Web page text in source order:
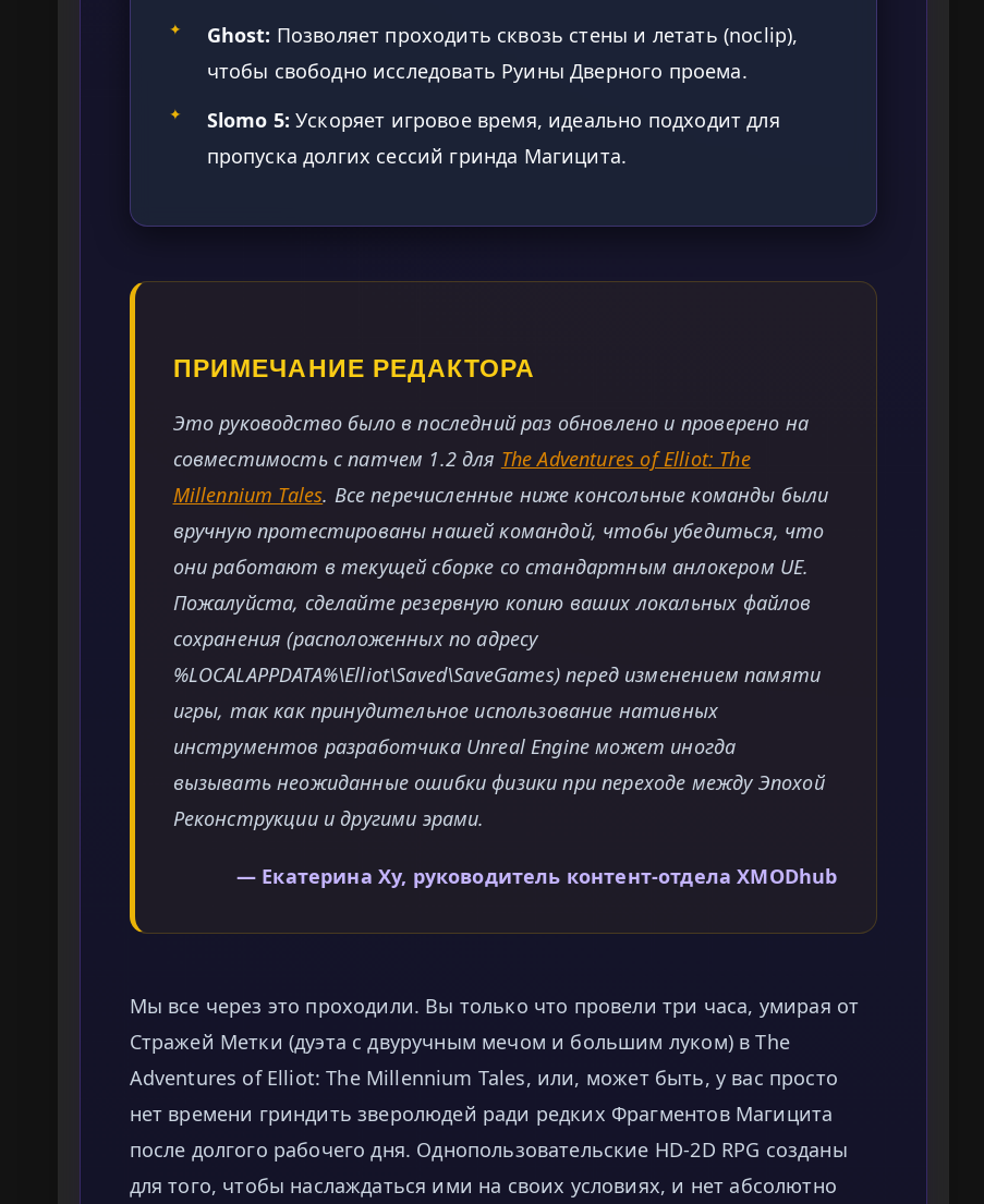
✦ Ghost: Позволяет проходить сквозь стены и летать (noclip),
чтобы свободно исследовать Руины Дверного проема.
✦ Slomo 5: Ускоряет игровое время, идеально подходит для
пропуска долгих сессий гринда Магицита.
ПРИМЕЧАНИЕ РЕДАКТОРА
Это руководство было в последний раз обновлено и проверено на
совместимость с патчем 1.2 для The Adventures of Elliot: The
Millennium Tales. Все перечисленные ниже консольные команды были
вручную протестированы нашей командой, чтобы убедиться, что
они работают в текущей сборке со стандартным анлокером UE.
Пожалуйста, сделайте резервную копию ваших локальных файлов
сохранения (расположенных по адресу
%LOCALAPPDATA%\Elliot\Saved\SaveGames) перед изменением памяти
игры, так как принудительное использование нативных
инструментов разработчика Unreal Engine может иногда
вызывать неожиданные ошибки физики при переходе между Эпохой
Реконструкции и другими эрами.
— Екатерина Ху, руководитель контент-отдела XMODhub
Мы все через это проходили. Вы только что провели три часа, умирая от
Стражей Метки (дуэта с двуручным мечом и большим луком) в The
Adventures of Elliot: The Millennium Tales, или, может быть, у вас просто
нет времени гриндить зверолюдей ради редких Фрагментов Магицита
после долгого рабочего дня. Однопользовательские HD-2D RPG созданы
для того, чтобы наслаждаться ими на своих условиях, и нет абсолютно